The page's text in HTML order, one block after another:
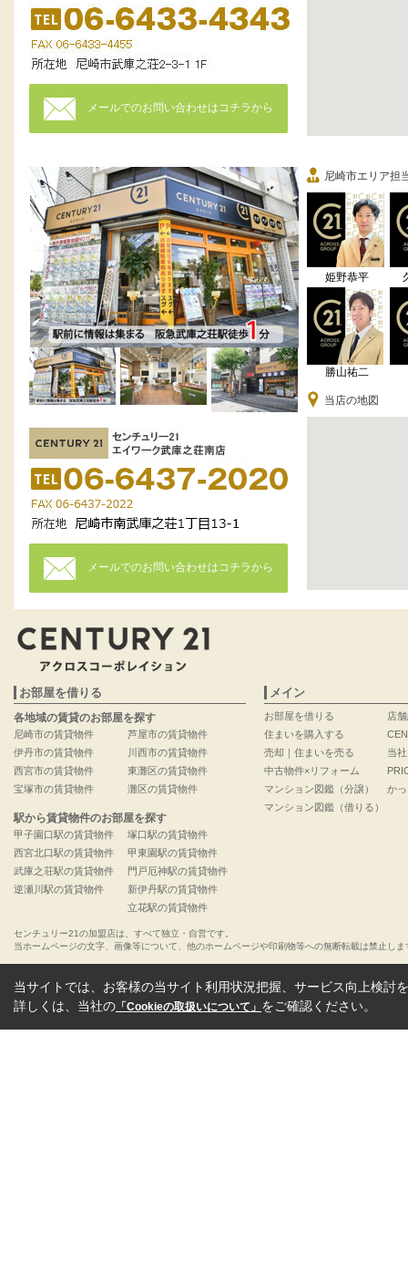
メールでのお問い合わせはコチラから
メールでのお問い合わせはコチラから
尼崎市エリア担
姫野恭平
勝山祐二
当店の地図
お部屋を借りる
各地域の賃貸のお部屋を探す
尼崎市の賃貸物件
伊丹市の賃貸物件
西宮市の賃貸物件
宝塚市の賃貸物件
芦屋市の賃貸物件
川西市の賃貸物件
東灘区の賃貸物件
灘区の賃貸物件
駅から賃貸物件のお部屋を探す
甲子園口駅の賃貸物件
西宮北口駅の賃貸物件
武庫之荘駅の賃貸物件
逆瀬川駅の賃貸物件
塚口駅の賃貸物件
甲東園駅の賃貸物件
門戸厄神駅の賃貸物件
新伊丹駅の賃貸物件
立花駅の賃貸物件
メイン
お部屋を借りる
住まいを購入する
売却｜住まいを売る
中古物件×リフォーム
マンション図鑑（分譲）
マンション図鑑（借りる）
店
当
か
センチュリー21の加盟店は、すべて独立・自営です。
当ホームページの文字、画像等について、他のホームページや印刷物等への無断転載は禁止しま
当サイトでは、お客様の当サイト利用状況把握、サービス向上検討
詳しくは、当社の 「Cookieの取扱いについて」 をご確認ください。